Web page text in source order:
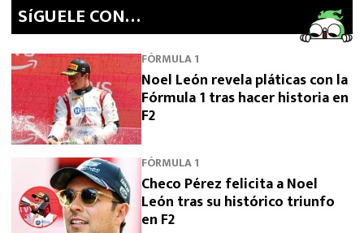
SíGUELE CON…
FÓRMULA 1
Noel León revela pláticas con la
Fórmula 1 tras hacer historia en
F2
FÓRMULA 1
Checo Pérez felicita a Noel
León tras su histórico triunfo
en F2